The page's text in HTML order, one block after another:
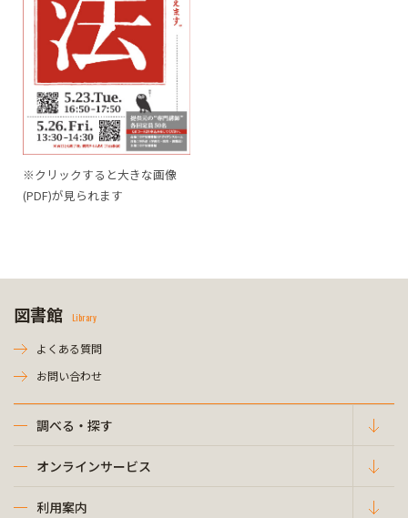
※クリックすると大きな画像
(PDF)が見られます
図書館 Library
よくある質問
お問い合わせ
調べる・探す
オンラインサービス
利用案内